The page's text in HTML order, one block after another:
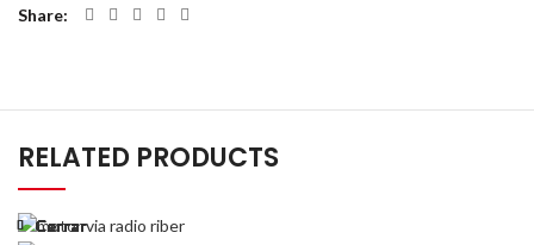
Share
RELATED PRODUCTS
Cerrar
Cerrar
Cerrar
Cerrar
Cerrar
Cerrar
Cerrar
Cerrar